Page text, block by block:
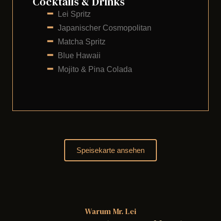
━ Lei Spritz
━ Japanischer Cosmopolitan
━ Matcha Spritz
━ Blue Hawaii
━ Mojito & Pina Colada
Speisekarte ansehen
Warum Mr. Lei